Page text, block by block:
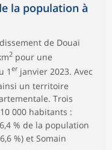
la population à
de Douai
2 pour une
1 erjanvier 2023. Avec
un territoire
Trois
000 habitants :
% de la population
%) et Somain